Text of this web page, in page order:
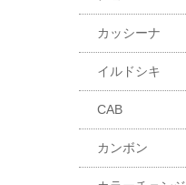
カッシーナ
イルドシキ
CAB
カンボン